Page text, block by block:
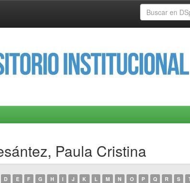
Paula Cristina
D E F G H I J K L M N O P Q R S